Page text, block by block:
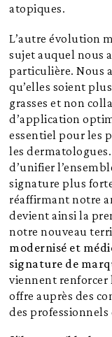
atopiques.
L’autre évolution
sujet auquel nous
particulière. Nous
qu’elles soient
grasses et non
d’application
essentiel pour les
les
d’unifier
signature plus
réaffirmant notre
devient ainsi la
notre nouveau
modernisé et
signature de
viennent renforcer
offre auprès des
des professionnels